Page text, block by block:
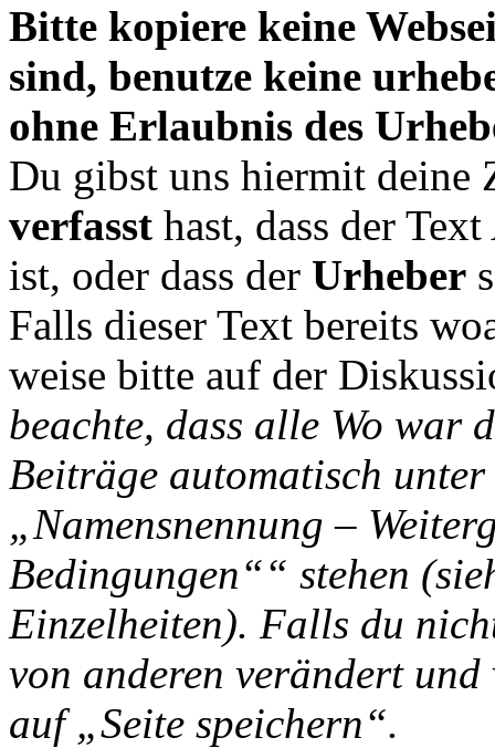
Bitte kopiere keine
sind, benutze keine
ohne Erlaubnis des
Du gibst uns hiermit deine
verfasst hast, dass der
ist, oder dass der Urheber
Falls dieser Text bereits
weise bitte auf der
beachte, dass alle Wo war
Beiträge automatisch
„Namensnennung –
Bedingungen““ stehen
Einzelheiten). Falls du
von anderen verändert
auf „Seite speichern“.